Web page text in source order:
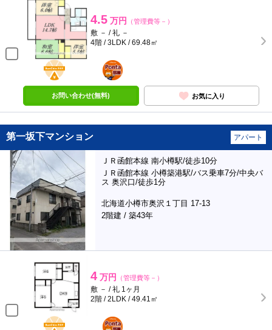
4.5 万円 （管理費等－）
敷 － / 礼 －
4階 / 3LDK / 69.48㎡
BunChinPAY
ポンタ
部屋
お問い合わせ(無料) お気に入り
第一坂下マンション アパート
ＪＲ函館本線 南小樽駅/徒歩10分
ＪＲ函館本線 小樽築港駅/バス乗車7分/中央バ
ス 奥沢口/徒歩1分
北海道小樽市奥沢１丁目 17-13
2階建 / 築43年
4 万円 （管理費等－）
敷 － / 礼 1ヶ月
2階 / 2LDK / 49.41㎡
BunChinPAY
ポンタ
部屋